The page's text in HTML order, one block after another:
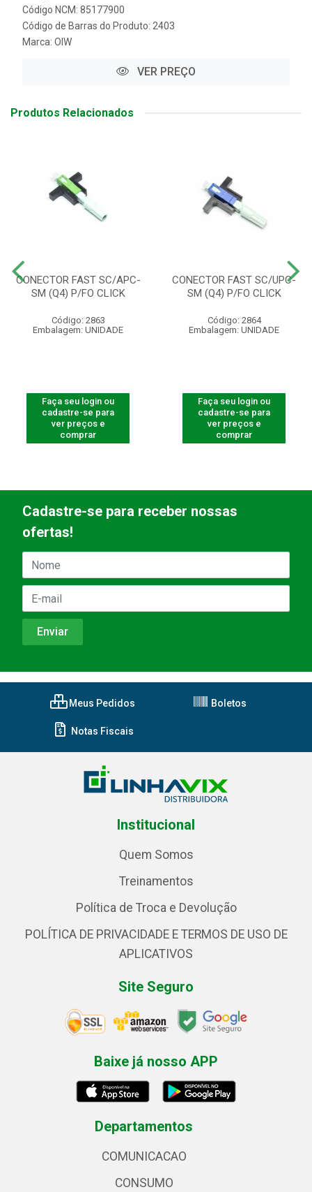
Código NCM: 85177900
Código de Barras do Produto: 2403
Marca: OIW
VER PREÇO
Produtos Relacionados
CONECTOR FAST SC/APC-
SM (Q4) P/FO CLICK
Código: 2863
Embalagem: UNIDADE
Faça seu login ou
cadastre-se para
ver preços e
comprar
CONECTOR FAST SC/UPC-
SM (Q4) P/FO CLICK
Código: 2864
Embalagem: UNIDADE
Faça seu login ou
cadastre-se para
ver preços e
comprar
Cadastre-se para receber nossas
ofertas!
Meus Pedidos Boletos
Notas Fiscais
Institucional
Quem Somos
Treinamentos
Política de Troca e Devolução
POLÍTICA DE PRIVACIDADE E TERMOS DE USO DE
APLICATIVOS
Site Seguro
Baixe já nosso APP
Departamentos
COMUNICACAO
CONSUMO